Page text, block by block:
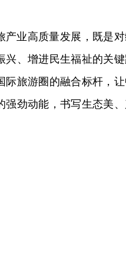
产业高质量发展，既是
兴、增进民生福祉的关
际旅游圈的融合标杆，让
强劲动能，书写生态美